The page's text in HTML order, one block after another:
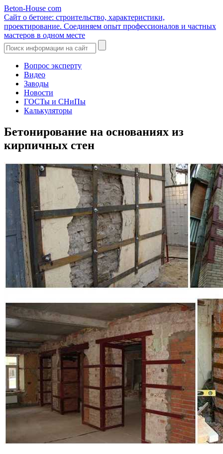
Beton-House com
Сайт о бетоне: строительство, характеристики,
проектирование. Соединяем опыт профессионалов и частных
мастеров в одном месте
Вопрос эксперту
Видео
Заводы
Новости
ГОСТы и СНиПы
Калькуляторы
Бетонирование на основаниях из
кирпичных стен